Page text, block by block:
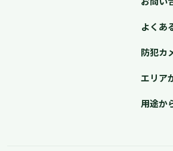
よくあ
防犯カ
エリア
用途か